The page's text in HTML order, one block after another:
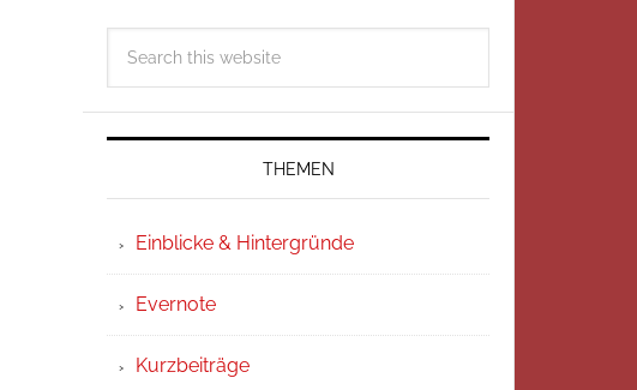
THEMEN
Einblicke & Hintergründe
Evernote
Kurzbeiträge